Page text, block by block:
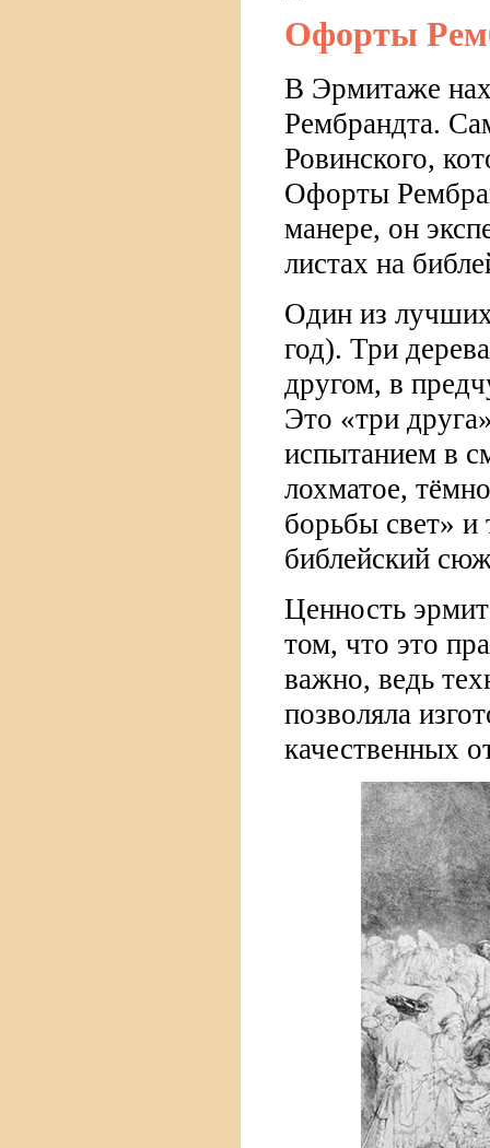
Офорты
В Эрмитаже
Рембрандта.
Ровинского,
Офорты
манере, он
листах на
Один из
год). Три
другом, в
Это «три
испытанием в
лохматое,
борьбы свет» и
библейский
Ценность
том, что это
важно, ведь
позволяла
качественных